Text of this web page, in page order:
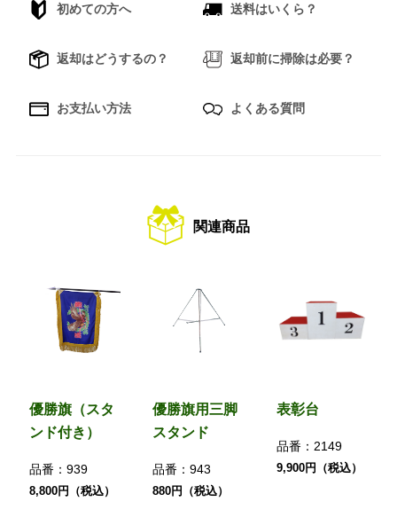
初めての方へ 送料はいくら？
返却はどうするの？ 返却前に掃除は必要？
お支払い方法 よくある質問
関連商品
優勝旗（スタ
ンド付き）
品番： 939
8,800円（税込）
優勝旗用三脚
スタンド
品番：943
880円（税込）
表彰台
品番： 2149
9,900円（税込）